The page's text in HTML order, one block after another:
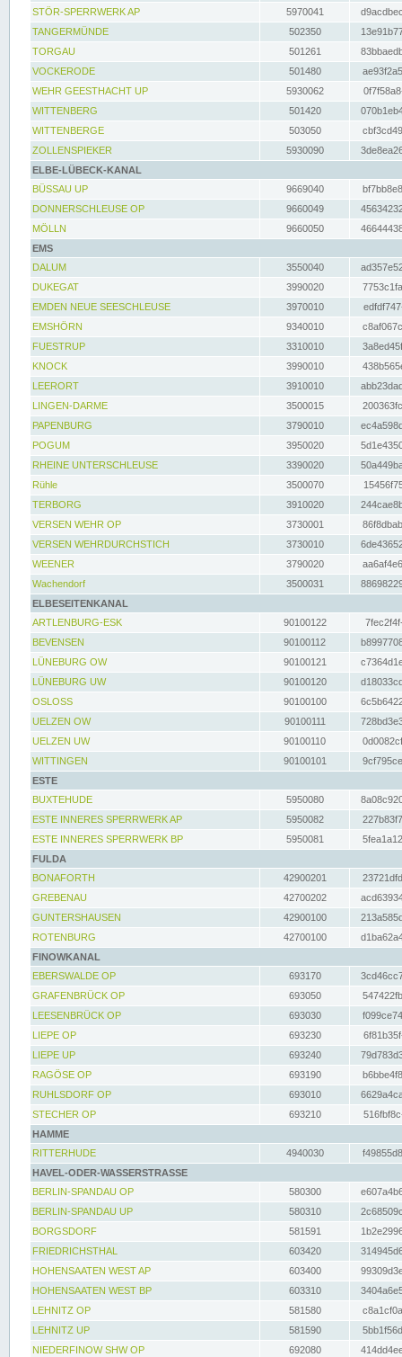
STÖR-SPERRWERK AP 5970041
TANGERMÜNDE
502350
TORGAU
501261
VOCKERODE
501480
WEHR GEESTHACHT UP
5930062
WITTENBERG
501420
WITTENBERGE
503050
ZOLLENSPIEKER
5930090
ELBE-LÜBECK-KANAL
BÜSSAU UP
9669040
DONNERSCHLEUSE OP
9660049
MÖLLN
9660050
EMS
DALUM
3550040
DUKEGAT
3990020
EMDEN NEUE SEESCHLEUSE
3970010
EMSHÖRN
9340010
FUESTRUP
3310010
KNOCK
3990010
LEERORT
3910010
LINGEN-DARME
3500015
PAPENBURG
3790010
POGUM
3950020
RHEINE UNTERSCHLEUSE
3390020
Rühle
3500070
TERBORG
3910020
VERSEN WEHR OP
3730001
VERSEN WEHRDURCHSTICH
3730010
WEENER
3790020
Wachendorf
3500031
ELBESEITENKANAL
ARTLENBURG-ESK
90100122
BEVENSEN
90100112
LÜNEBURG OW
90100121
LÜNEBURG UW
90100120
OSLOSS
90100100
UELZEN OW
90100111
UELZEN UW
90100110
WITTINGEN
90100101
ESTE
BUXTEHUDE
5950080
ESTE INNERES SPERRWERK AP
5950082
ESTE INNERES SPERRWERK BP
5950081
FULDA
BONAFORTH
42900201
GREBENAU
42700202
GUNTERSHAUSEN
42900100
ROTENBURG
42700100
FINOWKANAL
EBERSWALDE OP
693170
GRAFENBRÜCK OP
693050
LEESENBRÜCK OP
693030
LIEPE OP
693230
LIEPE UP
693240
RAGÖSE OP
693190
RUHLSDORF OP
693010
STECHER OP
693210
HAMME
RITTERHUDE
4940030
HAVEL-ODER-WASSERSTRASSE
BERLIN-SPANDAU OP
580300
BERLIN-SPANDAU UP
580310
BORGSDORF
581591
FRIEDRICHSTHAL
603420
HOHENSAATEN WEST AP
603400
HOHENSAATEN WEST BP
603310
LEHNITZ OP
581580
LEHNITZ UP
581590
NIEDERFINOW SHW OP
692080